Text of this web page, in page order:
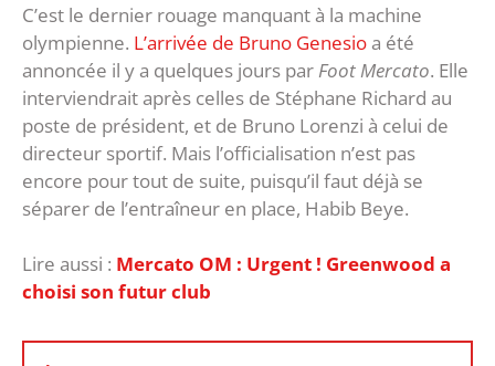
C’est le dernier rouage manquant à la machine
olympienne. L’arrivée de Bruno Genesioa été
annoncée il y a quelques jours par Foot Mercato. Elle
interviendrait après celles de Stéphane Richard au
poste de président, et de Bruno Lorenzi à celui de
directeur sportif. Mais l’officialisation n’est pas
encore pour tout de suite, puisqu’il faut déjà se
séparer de l’entraîneur en place, Habib Beye.
Lire aussi : Mercato OM : Urgent ! Greenwood a
choisi son futur club